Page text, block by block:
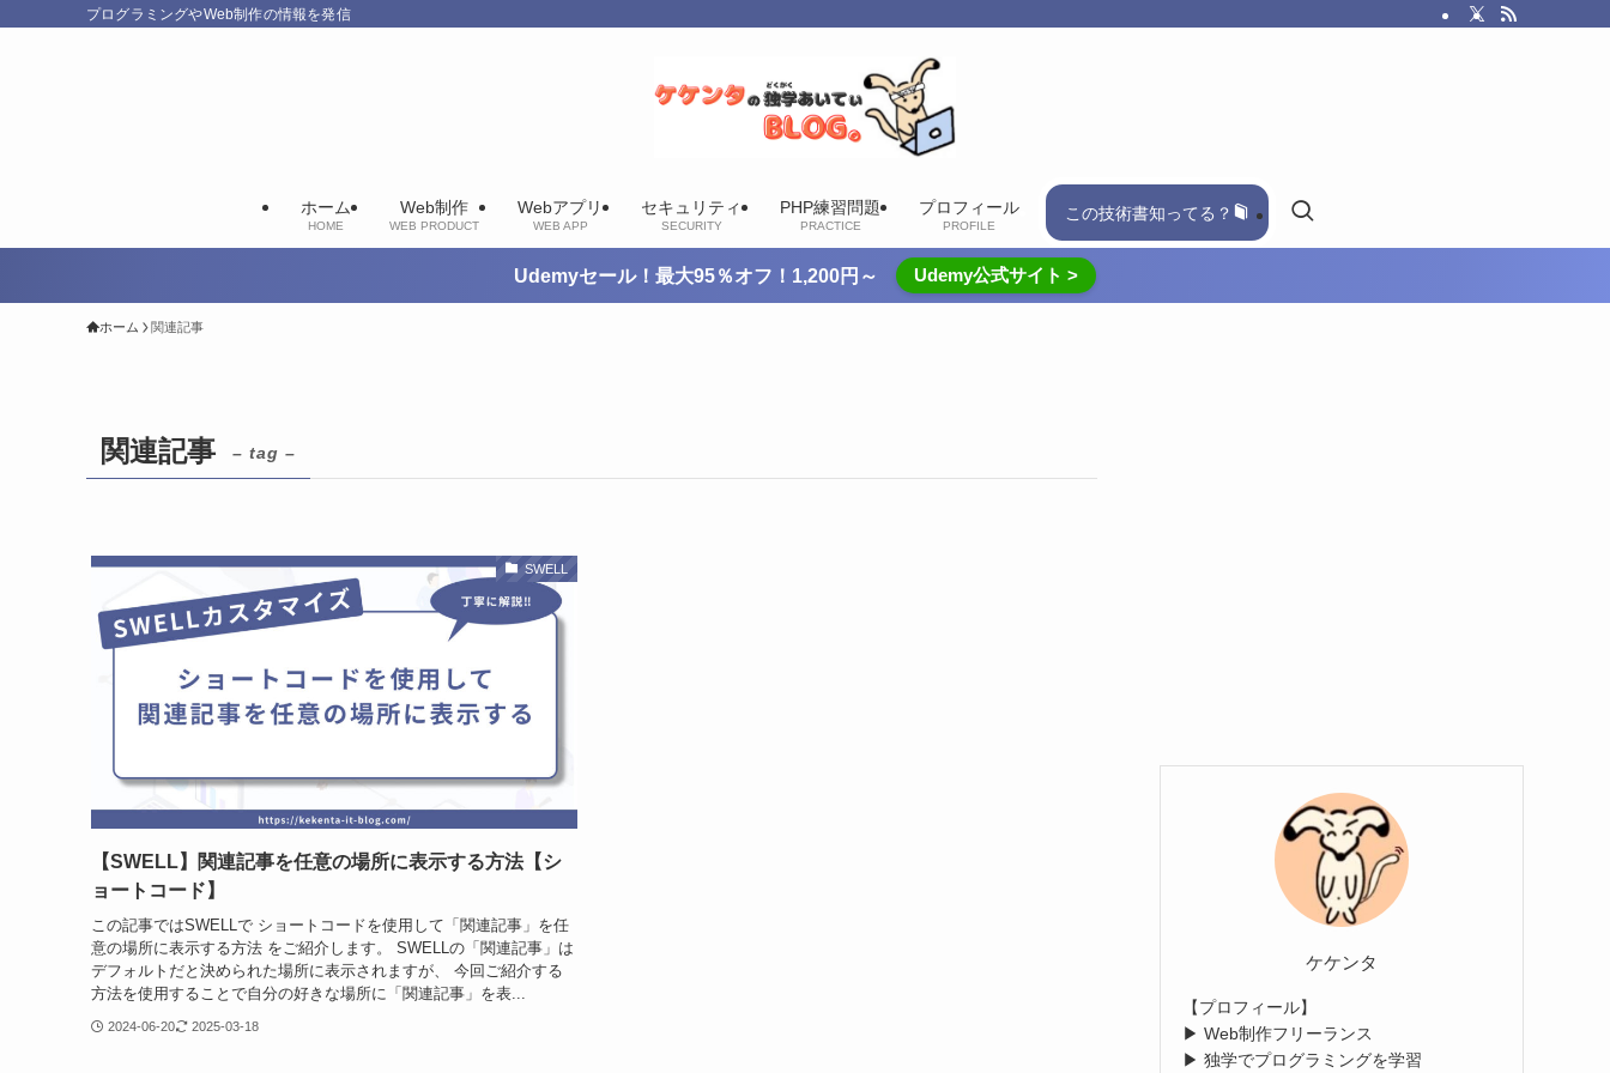
プログラミングやWeb制作の情報を発信
ホーム
HOME
Web制作
WEB PRODUCT
Webアプリ
WEB APP
セキュリティ
SECURITY
PHP練習問題
PRACTICE
プロフィール
PROFILE
この技術書知ってる？
Udemyセール！最大95％オフ！1,200円～ Udemy公式サイト >
ホーム 関連記事
関連記事 – tag –
SWELL
【SWELL】関連記事を任意の場所に表示する方法【シ
ョートコード】
この記事ではSWELLで ショートコードを使用して「関連記事」を任
意の場所に表示する方法 をご紹介します。 SWELLの「関連記事」は
デフォルトだと決められた場所に表示されますが、 今回ご紹介する
方法を使用することで自分の好きな場所に「関連記事」を表...
2024-06-20 2025-03-18
ケケンタ
【プロフィール】
▶ Web制作フリーランス
▶ 独学でプログラミングを学習